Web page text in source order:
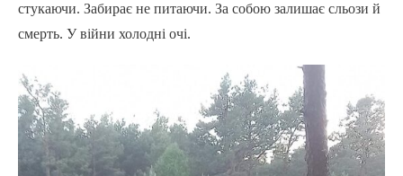
стукаючи. Забирає не питаючи. За собою залишає сльози й
смерть. У війни холодні очі.